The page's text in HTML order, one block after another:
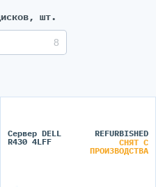
шт.
Сервер DELL
R430 4LFF
REFURBISHED
СНЯТ С
ПРОИЗВОДСТВА